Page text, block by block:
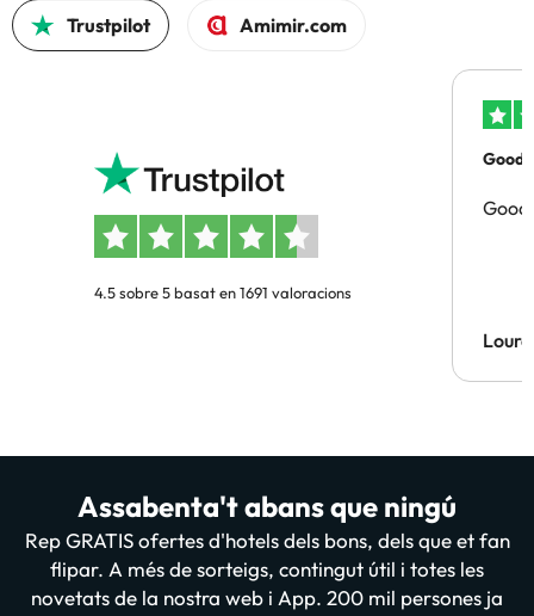
Trustpilot Amimir.com
4.5 sobre 5 basat en 1691 valoracions
Good
Good
Assabenta't abans que ningú
Rep GRATIS ofertes d'hotels dels bons, dels que et fan
flipar. A més de sorteigs, contingut útil i totes les
novetats de la nostra web i App. 200 mil persones ja